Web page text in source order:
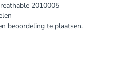
2010005
beoordeling te plaatsen.